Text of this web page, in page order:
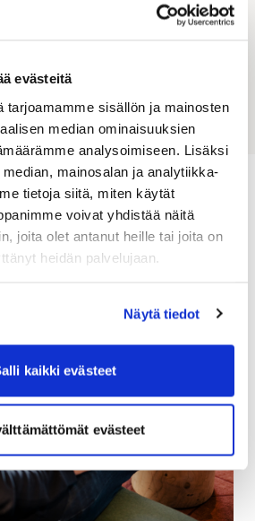
evästeitä
tarjoamamme sisällön ja mainosten
median ominaisuuksien
analysoimiseen. Lisäksi
mainosalan ja analytiikka-
tietoja siitä, miten käytät
voivat yhdistää näitä
joita olet antanut heille tai joita on
heidän palvelujaan.
Näytä tiedot
kaikki evästeet
evästeet
och aktuella